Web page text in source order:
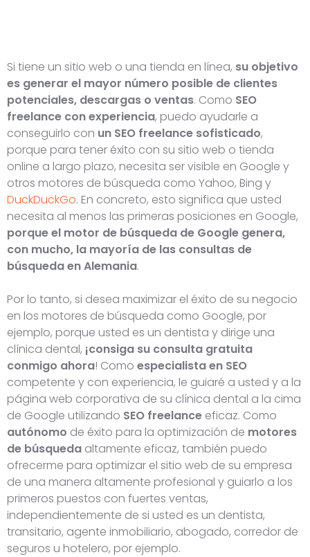
Si tiene un sitio web o una tienda en línea, su objetivo
es generar el mayor número posible de clientes
potenciales, descargas o ventas. Como SEO
freelance con experiencia, puedo ayudarle a
conseguirlo con un SEO freelance sofisticado,
porque para tener éxito con su sitio web o tienda
online a largo plazo, necesita ser visible en Google y
otros motores de búsqueda como Yahoo, Bing y
DuckDuckGo. En concreto, esto significa que usted
necesita al menos las primeras posiciones en Google,
porque el motor de búsqueda de Google genera,
con mucho, la mayoría de las consultas de
búsqueda en Alemania.
Por lo tanto, si desea maximizar el éxito de su negocio
en los motores de búsqueda como Google, por
ejemplo, porque usted es un dentista y dirige una
clínica dental, ¡consiga su consulta gratuita
conmigo ahora! Como especialista en SEO
competente y con experiencia, le guiaré a usted y a la
página web corporativa de su clínica dental a la cima
de Google utilizando SEO freelance eficaz. Como
autónomo de éxito para la optimización de motores
de búsqueda altamente eficaz, también puedo
ofrecerme para optimizar el sitio web de su empresa
de una manera altamente profesional y guiarlo a los
primeros puestos con fuertes ventas,
independientemente de si usted es un dentista,
transitario, agente inmobiliario, abogado, corredor de
seguros u hotelero, por ejemplo.